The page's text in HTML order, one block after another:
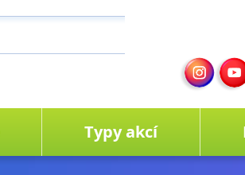
Typy akcí